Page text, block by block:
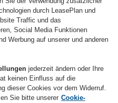
Service-/Reifenschein
in der Werkstatt
bezogenen Leistungen erfolgt
GmbH
::Reifen
durch LeasePlan und
Traffic und das
Social Media Funktionen
Werbung auf unserer und anderen
jederzeit ändern oder Ihre
keinen Einfluss auf die
dieser Cookies vor dem Widerruf.
Sie bitte unserer Cookie-